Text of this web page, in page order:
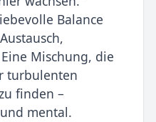
Balance
Mischung, die
turbulenten
finden –
mental.